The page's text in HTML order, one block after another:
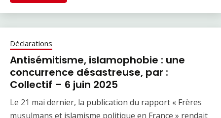
Déclarations
Antisémitisme, islamophobie : une
concurrence désastreuse, par :
Collectif – 6 juin 2025
Le 21 mai dernier, la publication du rapport « Frères
musulmans et islamisme politique en France » rendait